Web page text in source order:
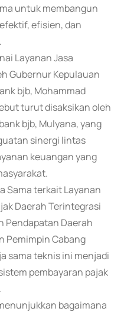
untuk membangun
efisien, dan
Layanan Jasa
Gubernur Kepulauan
bjb, Mohammad
turut disaksikan oleh
bjb, Mulyana, yang
sinergi lintas
keuangan yang
Sama terkait Layanan
Daerah Terintegrasi
Pendapatan Daerah
Pemimpin Cabang
sama teknis ini menjadi
pembayaran pajak
bagaimana